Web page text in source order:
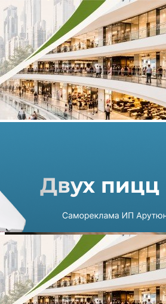
Управляющий
11.06.2026 в 09:54
10 мин